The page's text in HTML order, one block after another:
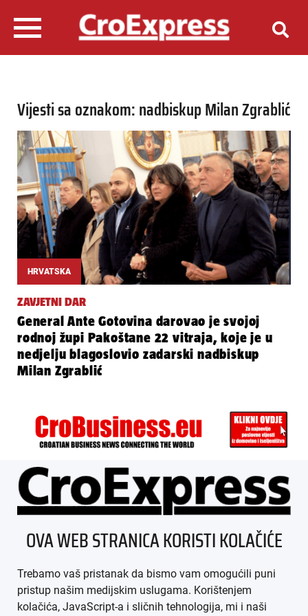
Vijesti sa oznakom: nadbiskup Milan Zgrablić
HRVATSKA
ZAVJETNI DAR
General Ante Gotovina darovao je svojoj
rodnoj župi Pakoštane 22 vitraja, koje je u
nedjelju blagoslovio zadarski nadbiskup
Milan Zgrablić
ÜBER UNS
IMPRESSUM
AGB
OVA WEB STRANICA KORISTI KOLAČIĆE
Trebamo vaš pristanak da bismo vam omogućili puni
pristup našim medijskim uslugama. Korištenjem
kolačića, JavaScript-a i sličnih tehnologija, mi i naši